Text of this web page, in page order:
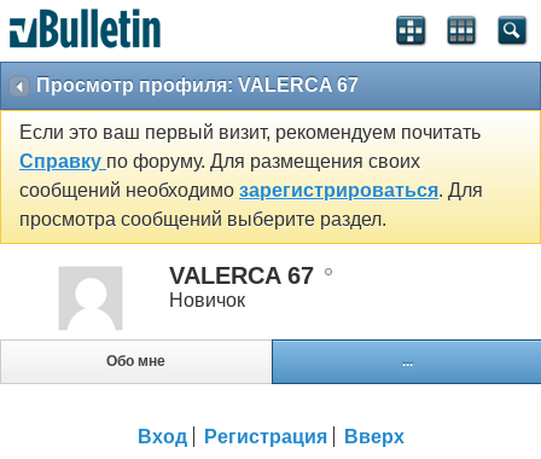
Просмотр профиля: VALERCA 67
Если это ваш первый визит, рекомендуем почитать
Справку по форуму. Для размещения своих
сообщений необходимо зарегистрироваться. Для
просмотра сообщений выберите раздел.
VALERCA 67
Новичок
Обо мне ...
Вход Регистрация Вверх